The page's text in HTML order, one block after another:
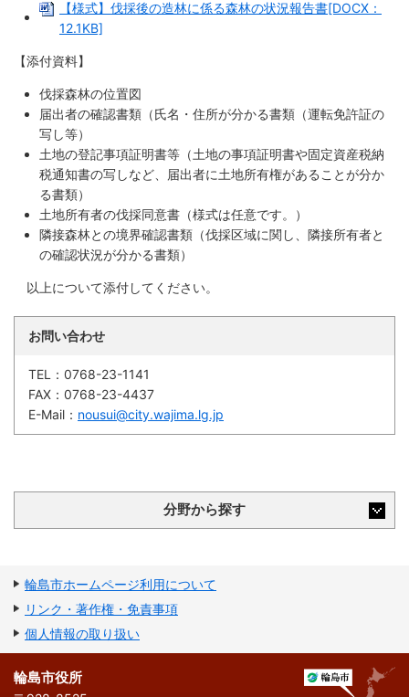
【様式】伐採後の造林に係る森林の状況報告書[DOCX：
12.1KB]
【添付資料】
伐採森林の位置図
届出者の確認書類（氏名・住所が分かる書類（運転免許証の
写し等）
土地の登記事項証明書等（土地の事項証明書や固定資産税納
税通知書の写しなど、届出者に土地所有権があることが分か
る書類）
土地所有者の伐採同意書（様式は任意です。）
隣接森林との境界確認書類（伐採区域に関し、隣接所有者と
の確認状況が分かる書類）
以上について添付してください。
お問い合わせ
TEL： 0768-23-1141
FAX： 0768-23-4437
E-Mail： nousui@city.wajima.lg.jp
分野から探す
輪島市ホームページ利用について
リンク・著作権・免責事項
個人情報の取り扱い
輪島市役所